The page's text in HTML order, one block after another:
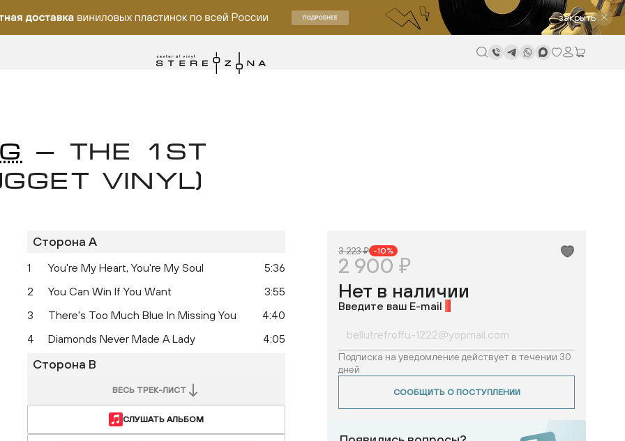
закрыть
— THE 1ST
VINYL)
Сторона A
1 You're My Heart, You're My Soul
5:36
2
You Can Win If You Want
3:55
3
There's Too Much Blue In Missing You
4:40
4
Diamonds Never Made A Lady 4:05
Сторона B
ВЕСЬ ТРЕК-ЛИСТ
СЛУШАТЬ АЛЬБОМ
3 223 ₽ -10%
2 900 ₽
Нет в наличии
Введите ваш E-mail
Подписка на уведомление действует в течении 30
дней
СООБЩИТЬ О ПОСТУПЛЕНИИ